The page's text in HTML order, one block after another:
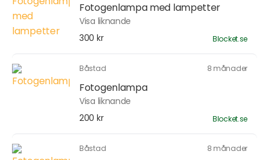
Fotogenlampa med lampetter
Visa liknande
300 kr
Blocket.se
Båstad 8 månader
Fotogenlampa
Visa liknande
200 kr
Blocket.se
Båstad 8 månader